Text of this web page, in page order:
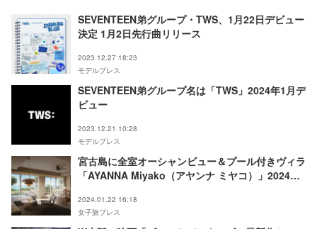
SEVENTEEN弟グループ・TWS、1月22日デビュー
決定 1月2日先行曲リリース
2023.12.27 18:23
モデルプレス
SEVENTEEN弟グループ名は「TWS」2024年1月デ
ビュー
2023.12.21 10:28
モデルプレス
宮古島に全室オーシャンビュー＆プール付きヴィラ
「AYANNA Miyako（アヤンナ ミヤコ）」2024年4
2024.01.22 16:18
女子旅プレス